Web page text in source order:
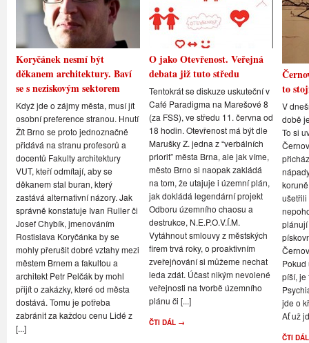
Koryčánek nesmí být
děkanem architektury. Baví
se s neziskovým sektorem
Když jde o zájmy města, musí jít
osobní preference stranou. Hnutí
Žít Brno se proto jednoznačně
přidává na stranu profesorů a
docentů Fakulty architektury
VUT, kteří odmítají, aby se
děkanem stal buran, který
zastává alternativní názory. Jak
správně konstatuje Ivan Ruller či
Josef Chybík, jmenováním
Rostislava Koryčánka by se
mohly přerušit dobré vztahy mezi
městem Brnem a fakultou a
architekt Petr Pelčák by mohl
přijít o zakázky, které od města
dostává. Tomu je potřeba
zabránit za každou cenu Lidé z
[...]
O jako Otevřenost. Veřejná
debata již tuto středu
Tentokrát se diskuze uskuteční v
Café Paradigma na Marešové 8
(za FSS), ve středu 11. června od
18 hodin. Otevřenost má být dle
Marušky Z. jedna z “verbálních
priorit” města Brna, ale jak víme,
město Brno si naopak zakládá
na tom, že utajuje i územní plán,
jak dokládá legendární projekt
Odboru územního chaosu a
destrukce, N.E.P.O.V.Í.M.
Vytáhnout smlouvy z městských
firem trvá roky, o proaktivním
zveřejňování si můžeme nechat
leda zdát. Účast nikým nevolené
veřejnosti na tvorbě územního
plánu či [...]
ČTI DÁL →
to
V
době
To si
ušetřili
Pokud
píší, je
jde o
Ať už
ČTI